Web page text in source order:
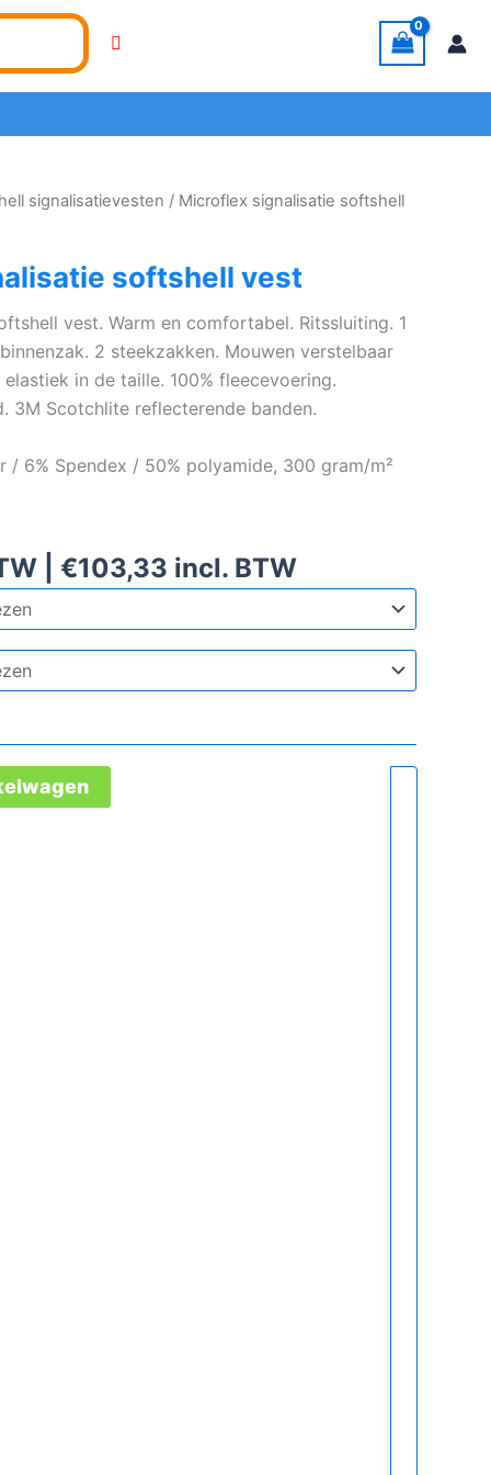
signalisatievesten / Microflex signalisatie softshell
softshell vest
vest. Warm en comfortabel. Ritssluiting. 1
2 steekzakken. Mouwen verstelbaar
in de taille. 100% fleecevoering.
3M Scotchlite reflecterende banden.
/ 6% Spendex / 50% polyamide, 300 gram/m²
|€103,33 incl. BTW